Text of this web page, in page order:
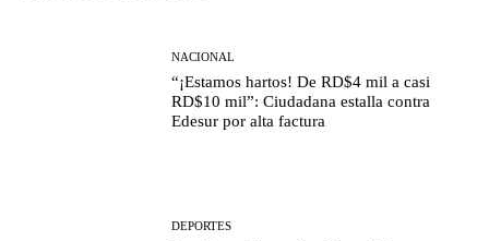
NACIONAL
“¡Estamos hartos! De RD$4 mil a casi
RD$10 mil”: Ciudadana estalla contra
Edesur por alta factura
DEPORTES